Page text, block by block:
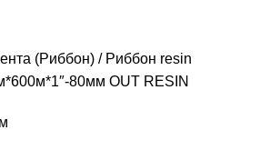
(Риббон)
Риббон resin
80мм OUT RESIN